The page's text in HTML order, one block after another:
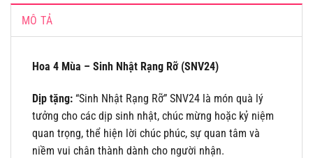
MÔ TẢ
Hoa 4 Mùa – Sinh Nhật Rạng Rỡ (SNV24)
Dịp tặng: “Sinh Nhật Rạng Rỡ” SNV24 là món quà lý
tưởng cho các dịp sinh nhật, chúc mừng hoặc kỷ niệm
quan trọng, thể hiện lời chúc phúc, sự quan tâm và
niềm vui chân thành dành cho người nhận.